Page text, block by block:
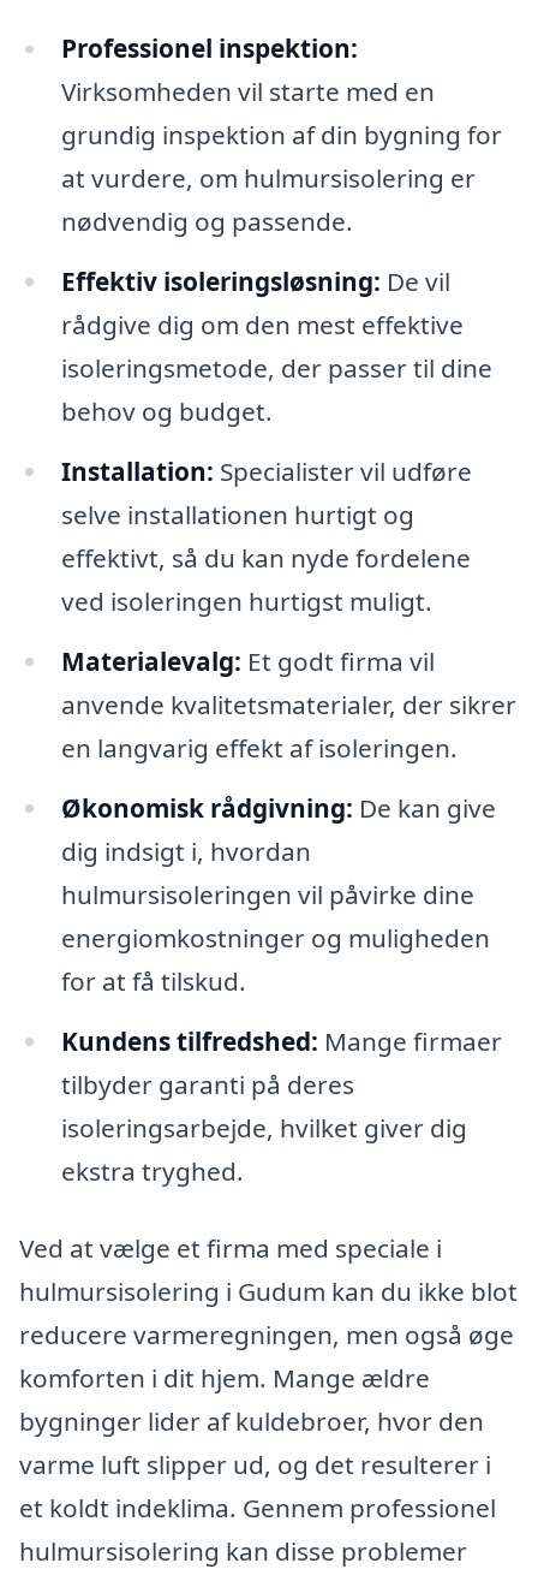
Professionel inspektion:
Virksomheden vil starte med en
grundig inspektion af din bygning for
at vurdere, om hulmursisolering er
nødvendig og passende.
Effektiv isoleringsløsning: De vil
rådgive dig om den mest effektive
isoleringsmetode, der passer til dine
behov og budget.
Installation: Specialister vil udføre
selve installationen hurtigt og
effektivt, så du kan nyde fordelene
ved isoleringen hurtigst muligt.
Materialevalg: Et godt firma vil
anvende kvalitetsmaterialer, der sikrer
en langvarig effekt af isoleringen.
Økonomisk rådgivning: De kan give
dig indsigt i, hvordan
hulmursisoleringen vil påvirke dine
energiomkostninger og muligheden
for at få tilskud.
Kundens tilfredshed: Mange firmaer
tilbyder garanti på deres
isoleringsarbejde, hvilket giver dig
ekstra tryghed.
Ved at vælge et firma med speciale i
hulmursisolering i Gudum kan du ikke blot
reducere varmeregningen, men også øge
komforten i dit hjem. Mange ældre
bygninger lider af kuldebroer, hvor den
varme luft slipper ud, og det resulterer i
et koldt indeklima. Gennem professionel
hulmursisolering kan disse problemer